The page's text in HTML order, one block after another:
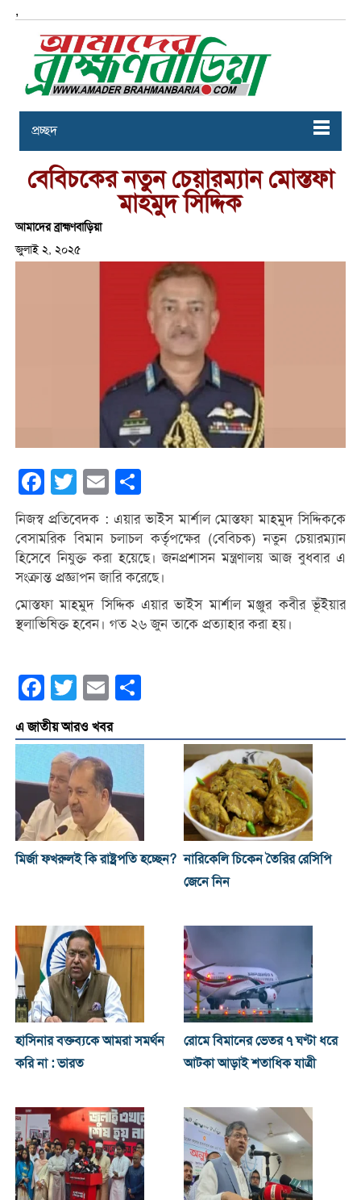
,
প্রচ্ছদ
বেবিচকের নতুন চেয়ারম্যান মোস্তফা
মাহমুদ সিদ্দিক
আমাদের ব্রাহ্মণবাড়িয়া
জুলাই ২, ২০২৫
Facebook
Twitter Email
নিজস্ব প্রতিবেদক : এয়ার ভাইস মার্শাল মোস্তফা মাহমুদ সিদ্দিককে
বেসামরিক বিমান চলাচল কর্তৃপক্ষের (বেবিচক) নতুন চেয়ারম্যান
হিসেবে নিযুক্ত করা হয়েছে। জনপ্রশাসন মন্ত্রণালয় আজ বুধবার এ
সংক্রান্ত প্রজ্ঞাপন জারি করেছে।
মোস্তফা মাহমুদ সিদ্দিক এয়ার ভাইস মার্শাল মঞ্জুর কবীর ভূঁইয়ার
স্থলাভিষিক্ত হবেন। গত ২৬ জুন তাকে প্রত্যাহার করা হয়।
Facebook
Twitter Email
এ জাতীয় আরও খবর
মির্জা ফখরুলই কি রাষ্ট্রপতি হচ্ছেন? নারিকেলি চিকেন তৈরির রেসিপি
জেনে নিন
হাসিনার বক্তব্যকে আমরা সমর্থন
করি না : ভারত
রোমে বিমানের ভেতর ৭ ঘণ্টা ধরে
আটকা আড়াই শতাধিক যাত্রী